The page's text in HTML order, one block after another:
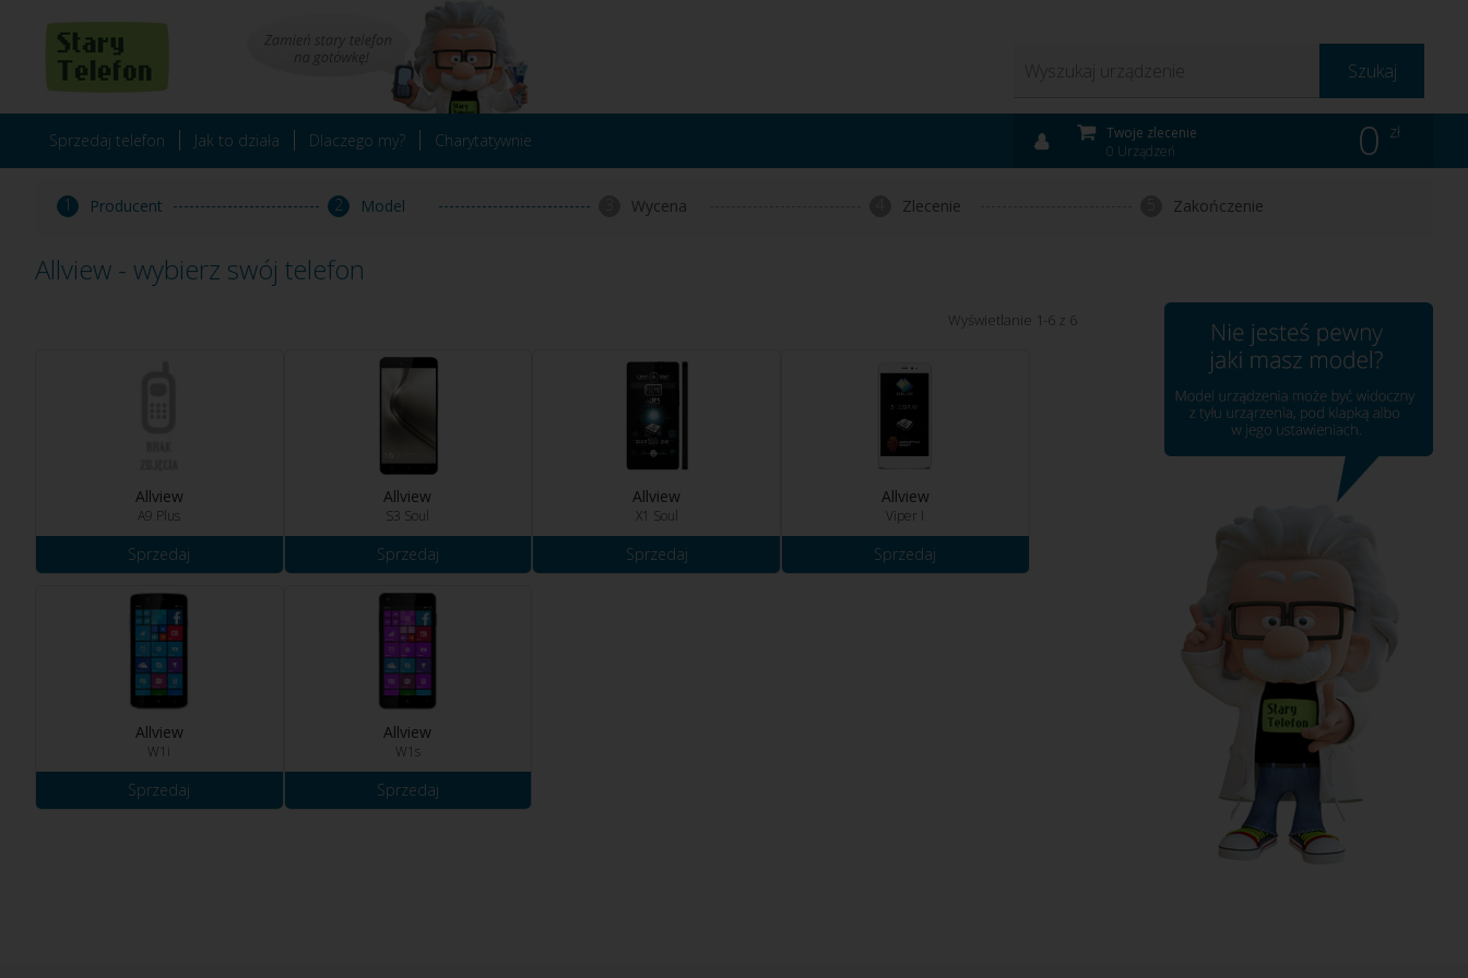
Szukaj
Sprzedaj telefon Jak to działa Dlaczego my? Charytatywnie
Twoje zlecenie
0 Urządzeń
0 zł
1 Producent 2 Model Wycena Zlecenie Zakończenie
Allview - wybierz swój telefon
Wyświetlanie 1-6 z 6
Allview
A9 Plus
Sprzedaj
Allview
S3 Soul
Sprzedaj
Allview
X1 Soul
Sprzedaj
Allview
Viper I
Sprzedaj
Allview
W1i
Sprzedaj
Allview
W1s
Sprzedaj